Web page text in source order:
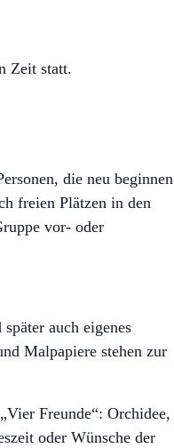
Zeit statt.
die neu beginnen
freien Plätzen in den
vor- oder
auch eigenes
Malpapiere stehen zur
Freunde“: Orchidee,
oder Wünsche der